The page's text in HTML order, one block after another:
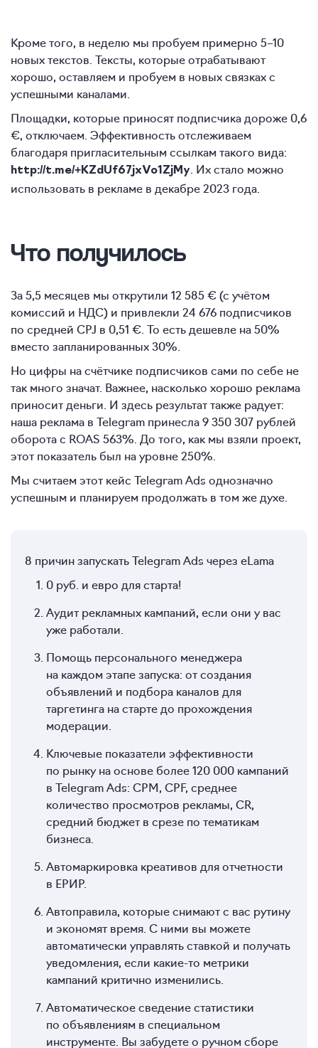
Кроме того, в неделю мы пробуем примерно 5–10
новых текстов. Тексты, которые отрабатывают
хорошо, оставляем и пробуем в новых связках с
успешными каналами.
Площадки, которые приносят подписчика дороже 0,6
€, отключаем. Эффективность отслеживаем
благодаря пригласительным ссылкам такого вида:
http://t.me/+KZdUf67jxVo1ZjMy
. Их стало можно
использовать в рекламе в декабре 2023 года.
Что получилось
За 5,5 месяцев мы открутили 12 585 € (с учётом
комиссий и НДС) и привлекли 24 676 подписчиков
по средней CPJ в 0,51 €. То есть дешевле на 50%
вместо запланированных 30%.
Но цифры на счётчике подписчиков сами по себе не
так много значат. Важнее, насколько хорошо реклама
приносит деньги. И здесь результат также радует:
наша реклама в Telegram принесла 9 350 307 рублей
оборота с ROAS 563%. До того, как мы взяли проект,
этот показатель был на уровне 250%.
Мы считаем этот кейс Telegram Ads однозначно
успешным и планируем продолжать в том же духе.
8 причин запускать Telegram Ads через eLama
0 руб. и евро для старта!
Аудит рекламных кампаний, если они у вас
уже работали.
Помощь персонального менеджера
на каждом этапе запуска: от создания
объявлений и подбора каналов для
таргетинга на старте до прохождения
модерации.
Ключевые показатели эффективности
по рынку на основе более 120 000 кампаний
в Telegram Ads: CPM, CPF, среднее
количество просмотров рекламы, CR,
средний бюджет в срезе по тематикам
бизнеса.
Автомаркировка креативов для отчетности
в ЕРИР.
Автоправила, которые снимают с вас рутину
и экономят время. С ними вы можете
автоматически управлять ставкой и получать
уведомления, если какие-то метрики
кампаний критично изменились.
Автоматическое сведение статистики
по объявлениям в специальном
инструменте. Вы забудете о ручном сборе